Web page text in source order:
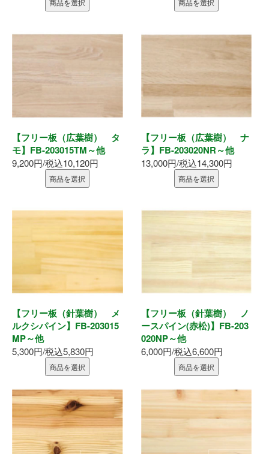
現場用品
充電工具
電動工具
電動工具刃物
墨出器・距離計
測定・検査
大工道具
作業工具
作業用品
初めての方へ
会社案内
商品を選択 商品を選択
【フリー板（広葉樹） タ
モ】FB-203015TM～他
9,200円/税込10,120円
商品を選択
【フリー板（広葉樹） ナ
ラ】FB-203020NR～他
13,000円/税込14,300円
商品を選択
【フリー板（針葉樹） メ
ルクシパイン】FB-203015
MP～他
5,300円/税込5,830円
商品を選択
【フリー板（針葉樹） ノ
ースパイン(赤松)】FB-203
020NP～他
6,000円/税込6,600円
商品を選択